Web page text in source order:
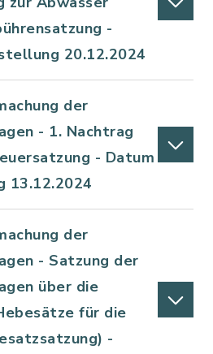
-
20.12.2024
der
- 1. Nachtrag
- Datum
13.12.2024
der
- Satzung der
über die
für die
-